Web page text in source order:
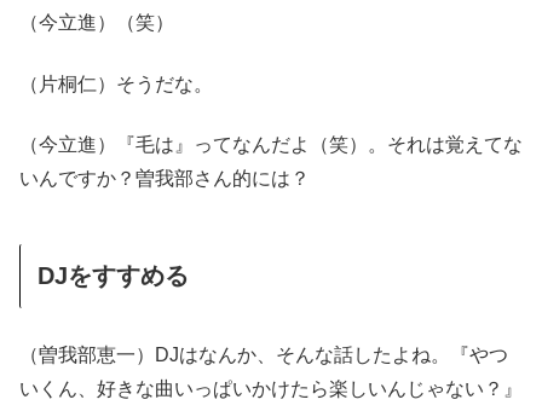
（今立進）（笑）
（片桐仁）そうだな。
（今立進）『毛は』ってなんだよ（笑）。それは覚えてな
いんですか？曽我部さん的には？
DJをすすめる
（曽我部恵一）DJはなんか、そんな話したよね。『やつ
いくん、好きな曲いっぱいかけたら楽しいんじゃない？』